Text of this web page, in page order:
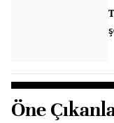
Öne